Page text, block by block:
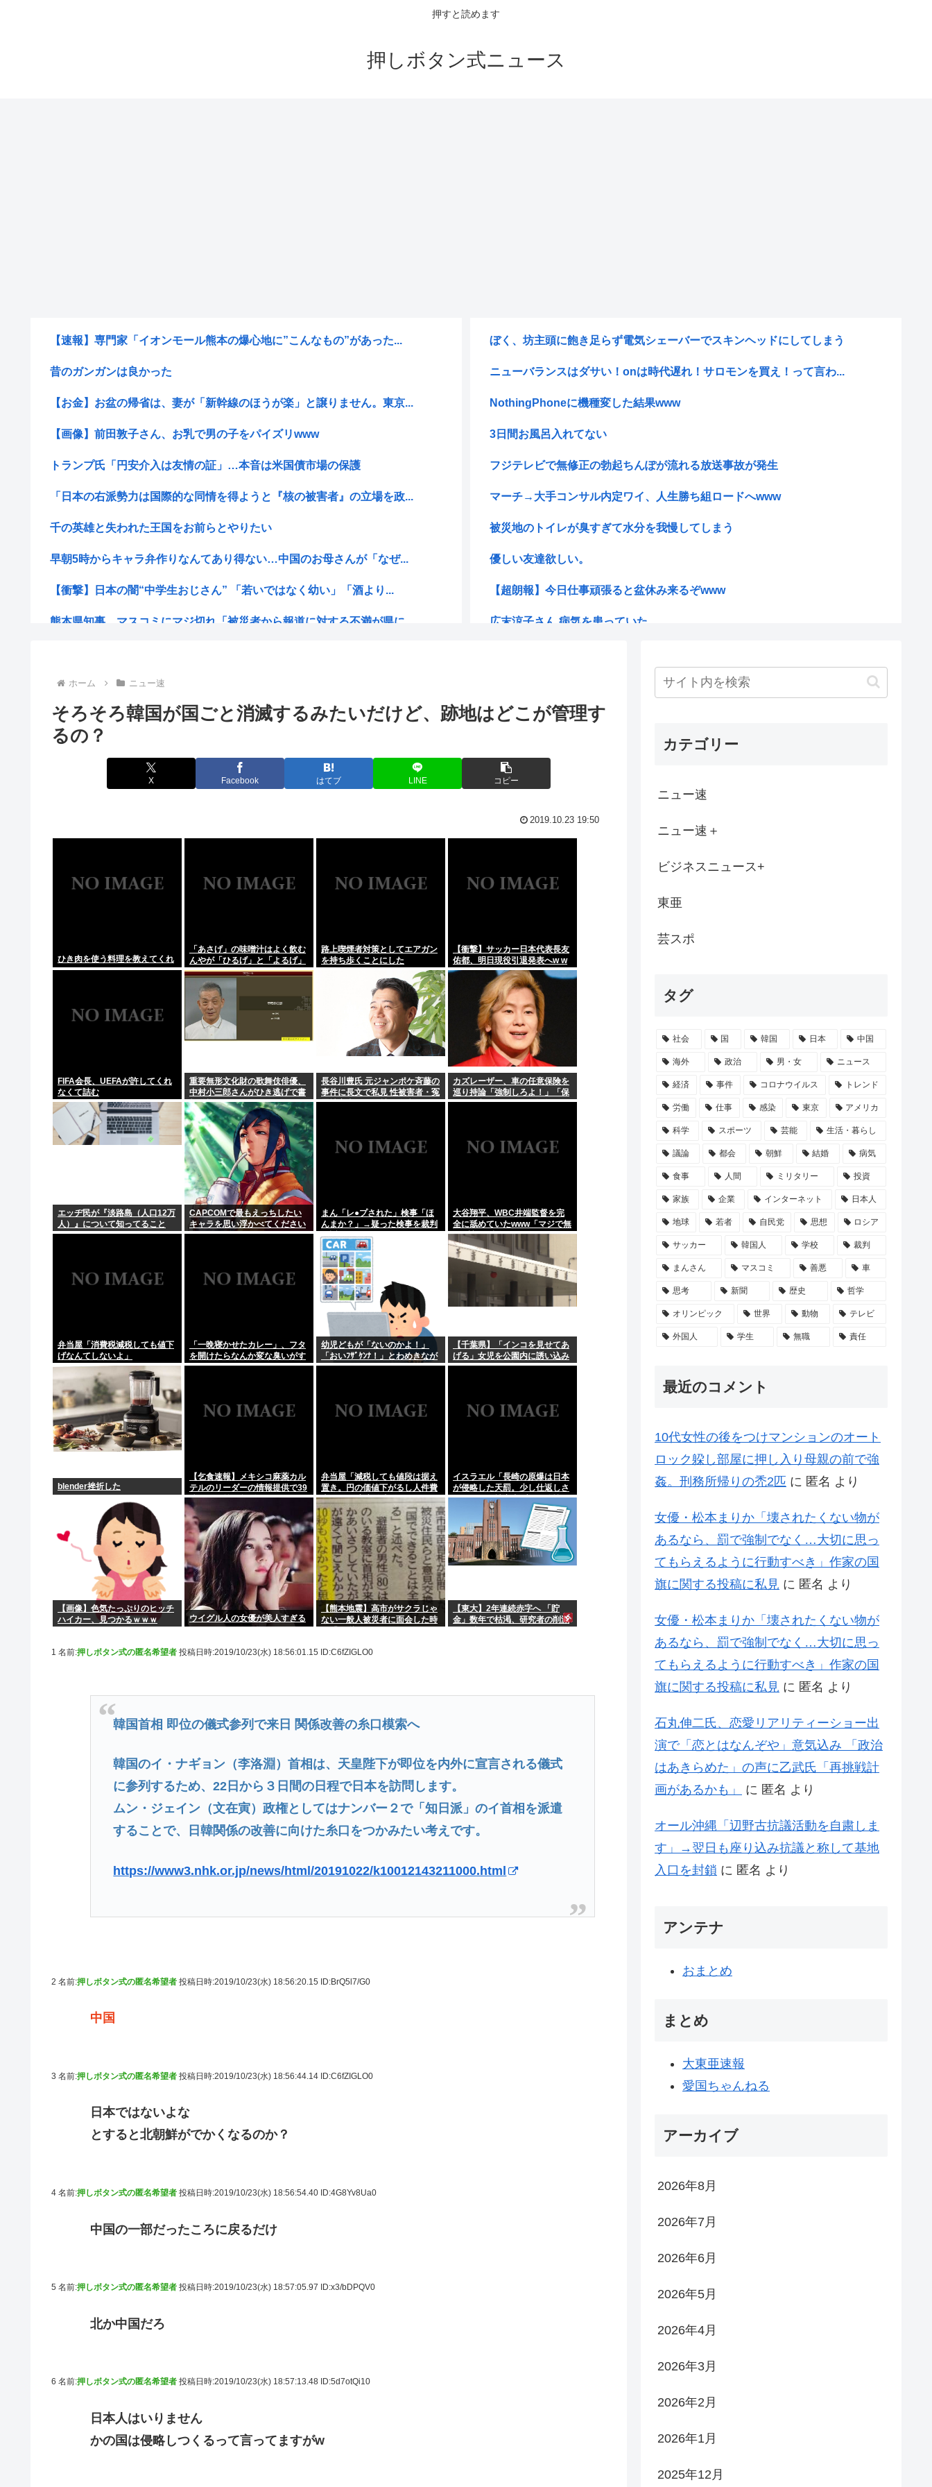
押すと読めます
押しボタン式ニュース
【速報】専門家「イオンモール熊本の爆心地に”こんなもの”があった...
昔のガンガンは良かった
【お金】お盆の帰省は、妻が「新幹線のほうが楽」と譲りません。東京...
【画像】前田敦子さん、お乳で男の子をパイズリwww
トランプ氏「円安介入は友情の証」…本音は米国債市場の保護
「日本の右派勢力は国際的な同情を得ようと『核の被害者』の立場を政...
千の英雄と失われた王国をお前らとやりたい
早朝5時からキャラ弁作りなんてあり得ない…中国のお母さんが「なぜ...
【衝撃】日本の闇“中学生おじさん” 「若いではなく幼い」「酒より...
熊本県知事、マスコミにマジ切れ「被災者から報道に対する不満が県に...
ケンドーコバヤシ 新型コロナ感染で謎の後遺症「聞いたことない。調...
鬼って船で難破した白人なんじゃないの？
オコエ瑠偉、メキシコに渡って2球団を即クビ→SNS更新が3ヶ月間...
犬 ←臭い、うるさい、硬い、金かかる 猫 ←匂わない、うるさく...
【画像】磯部花凛(30)、セクシー声優・井口裕香に対抗してしまう...
三大アホが好きな単語「男女平等」「戦争反対」
【悲報】スプラトゥーンさん、もうリズム天国にアマゾンランキングで...
【悲報】伊藤大海(146)、ベネズエラ戦にてブルペンで5球しか投...
ウミガメの赤ちゃんが海に入ることを手伝った動物愛誤の偽善者、最悪...
ぼく、坊主頭に飽き足らず電気シェーバーでスキンヘッドにしてしまう
ニューバランスはダサい！onは時代遅れ！サロモンを買え！って言わ...
NothingPhoneに機種変した結果www
3日間お風呂入れてない
フジテレビで無修正の勃起ちんぽが流れる放送事故が発生
マーチ→大手コンサル内定ワイ、人生勝ち組ロードへwww
被災地のトイレが臭すぎて水分を我慢してしまう
優しい友達欲しい。
【超朗報】今日仕事頑張ると盆休み来るぞwww
広末涼子さん 病気を患っていた
七光り・馬鹿息子として活動するヤニカス岸谷蘭丸（25）「いくら税...
【 】CXMTさん、Huaweiに続きApple(アポー)からの...
【動画】ショートスリーパー堀さん、対面で高須幹弥にキレる
八丈島、東海汽船がポカして営業停止になりそうで緊急アピール。生活...
青春18きっぷで旅してみたかった人生
【動画】電車のドア前に居座るチー牛、どつかれる
有吉弘行さん、また匂わせポストwww
【生活】30年世話をした母に、祖母は最期「よく世話してくれたね。...
「パトレイバー」の最新書籍、マニアックすぎて誰が買うのか謎
お盆、ホテル代高くね
【スクリプト負けてて草w】「色々勉強した結果、理系以外はエラー品...
檜山沙耶に代わる新しい弱者男性の姫が発見される
ホーム ニュー速
そろそろ韓国が国ごと消滅するみたいだけど、跡地はどこが管理す
るの？
X Facebook はてブ LINE コピー
2019.10.23 19:50
ひき肉を使う料理を教えてくれ
「あさげ」の味噌汁はよく飲む
んやが「ひるげ」と「よるげ」
は飲んだことない
路上喫煙者対策としてエアガン
を持ち歩くことにした
【衝撃】サッカー日本代表長友
佑都、明日現役引退発表へw w
w w w w w w w w w w w w ww
FIFA会長、UEFAが許してくれ
なくて詰む
重要無形文化財の歌舞伎俳優、
中村小三郎さんがひき逃げで書
類送検
長谷川豊氏 元ジャンポケ斉藤の
事件に長文で私見 性被害者・冤
罪被害者への取材経験踏まえ
カズレーザー、車の任意保険を
巡り持論「強制しろよ！」「保
険にも入れないヤツは運転すん
エッヂ民が『淡路島（人口12万
人）』について知ってること
CAPCOMで最もえっちしたい
キャラを思い浮かべてください
まん「レ●プされた」検事「ほ
んまか？」→疑った検事を裁判
で訴える
大谷翔平、WBC井端監督を完
全に舐めていたwww「マジで無
口w競馬の話しかしないわ」と
日本代表は内部崩壊
弁当屋「消費税減税しても値下
げなんてしないよ」
「一晩寝かせたカレー」、フタ
を開けたらなんか変な臭いがす
る
幼児どもが「ないのかよ！」
「おいﾌｻﾞｹﾝﾅ！」とわめきなが
らショーケースをドンドン叩い
【千葉県】「インコを見せてあ
げる」女児を公園内に誘い込み
わいせつか アダルトビデオも見
blender挫折した
【乞食速報】メキシコ麻薬カル
テルのリーダーの情報提供で39
億円！お前ら急げ！
弁当屋「減税しても値段は据え
置き。円の価値下がるし人件費
上がる」 高市信者発狂
イスラエル「長崎の原爆は日本
が侵略した天罰。少し仕返しさ
れただけで被害者ヅラ。追悼さ
れるべきは侵略された中国や韓
国の人々だよ
【画像】色気たっぷりのヒッチ
ハイカー、見つかるｗｗｗ
ウイグル人の女優が美人すぎる
【熊本地震】高市がサクラじゃ
ない一般人被災者に面会した時
【東大】2年連続赤字へ 「貯
金」数年で枯渇、研究者の削減
1 名前:押しボタン式の匿名希望者 投稿日時:2019/10/23(水) 18:56:01.15 ID:C6fZIGLO0
韓国首相 即位の儀式参列で来日 関係改善の糸口模索へ
韓国のイ・ナギョン（李洛淵）首相は、天皇陛下が即位を内外に宣言される儀式
に参列するため、22日から３日間の日程で日本を訪問します。
ムン・ジェイン（文在寅）政権としてはナンバー２で「知日派」のイ首相を派遣
することで、日韓関係の改善に向けた糸口をつかみたい考えです。
https://www3.nhk.or.jp/news/html/20191022/k10012143211000.html
2 名前:押しボタン式の匿名希望者 投稿日時:2019/10/23(水) 18:56:20.15 ID:BrQ5l7/G0
中国
3 名前:押しボタン式の匿名希望者 投稿日時:2019/10/23(水) 18:56:44.14 ID:C6fZIGLO0
日本ではないよな
とすると北朝鮮がでかくなるのか？
4 名前:押しボタン式の匿名希望者 投稿日時:2019/10/23(水) 18:56:54.40 ID:4G8Yv8Ua0
中国の一部だったころに戻るだけ
5 名前:押しボタン式の匿名希望者 投稿日時:2019/10/23(水) 18:57:05.97 ID:x3/bDPQV0
北か中国だろ
6 名前:押しボタン式の匿名希望者 投稿日時:2019/10/23(水) 18:57:13.48 ID:5d7otQi10
日本人はいりません
かの国は侵略しつくるって言ってますがw
カテゴリー
ニュー速
ニュー速＋
ビジネスニュース+
東亜
芸スポ
タグ
社会 国 韓国 日本 中国
海外 政治 男・女 ニュース
経済 事件 コロナウイルス トレンド
労働 仕事 感染 東京 アメリカ
科学 スポーツ 芸能 生活・暮らし
議論 都会 朝鮮 結婚 病気
食事 人間 ミリタリー 投資
家族 企業 インターネット 日本人
地球 若者 自民党 思想 ロシア
サッカー 韓国人 学校 裁判
まんさん マスコミ 善悪 車
思考 新聞 歴史 哲学
オリンピック 世界 動物 テレビ
外国人 学生 無職 責任
最近のコメント
10代女性の後をつけマンションのオート
ロック躱し部屋に押し入り母親の前で強
姦。刑務所帰りの禿2匹 に 匿名 より
女優・松本まりか「壊されたくない物が
あるなら、罰で強制でなく…大切に思っ
てもらえるように行動すべき」作家の国
旗に関する投稿に私見 に 匿名 より
女優・松本まりか「壊されたくない物が
あるなら、罰で強制でなく…大切に思っ
てもらえるように行動すべき」作家の国
旗に関する投稿に私見 に 匿名 より
石丸伸二氏、恋愛リアリティーショー出
演で「恋とはなんぞや」意気込み 「政治
はあきらめた」の声に乙武氏「再挑戦計
画があるかも」
に 匿名 より
オール沖縄「辺野古抗議活動を自粛しま
す」→翌日も座り込み抗議と称して基地
入口を封鎖 に 匿名 より
アンテナ
おまとめ
まとめ
大東亜速報
愛国ちゃんねる
アーカイブ
2026年8月
2026年7月
2026年6月
2026年5月
2026年4月
2026年3月
2026年2月
2026年1月
2025年12月